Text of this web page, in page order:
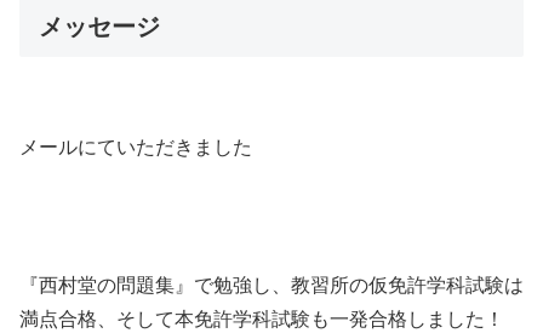
メッセージ
メールにていただきました
『西村堂の問題集』で勉強し、教習所の仮免許学科試験は
満点合格、そして本免許学科試験も一発合格しました！